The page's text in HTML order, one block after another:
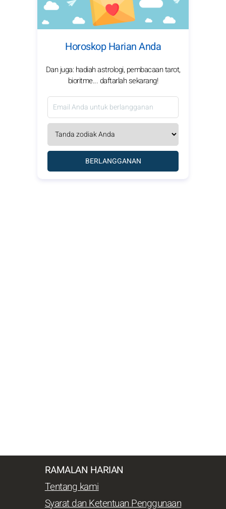
Horoskop Harian Anda
Dan juga: hadiah astrologi, pembacaan tarot,
bioritme... daftarlah sekarang!
BERLANGGANAN
RAMALAN HARIAN
Tentang kami
Syarat dan Ketentuan Penggunaan